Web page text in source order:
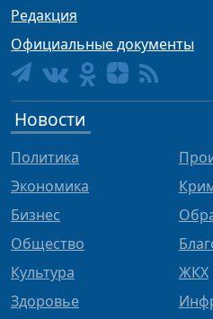
Редакция
Официальные документы
Новости
Политика
Экономика
Бизнес
Общество
Культура
Здоровье
ЖКХ